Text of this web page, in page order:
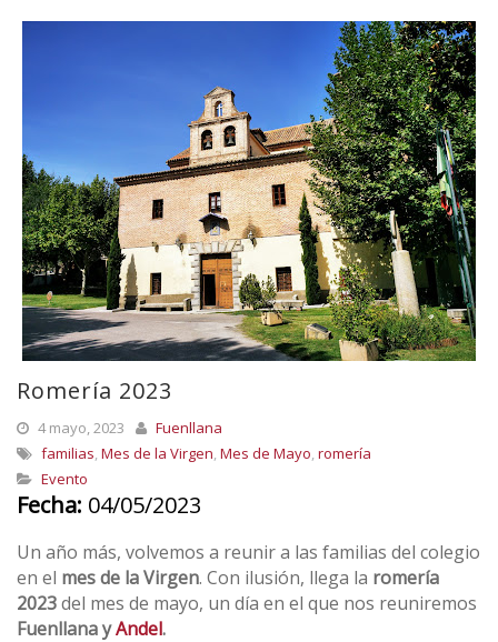
Romería 2023
4 mayo, 2023
Fuenllana
familias, Mes de la Virgen, Mes de Mayo, romería
Evento
Fecha: 04/05/2023
Un año más, volvemos a reunir a las familias del colegio
en el mes de la Virgen. Con ilusión, llega la romería
2023del mes de mayo, un día en el que nos reuniremos
Fuenllana yAndel.